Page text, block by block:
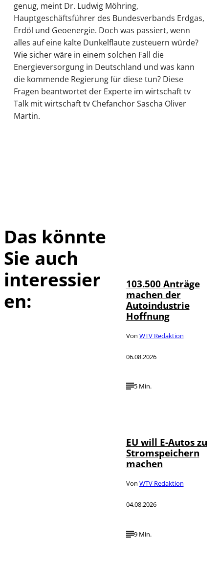
genug, meint Dr. Ludwig Möhring,
Hauptgeschäftsführer des Bundesverbands Erdgas,
Erdöl und Geoenergie. Doch was passiert, wenn
alles auf eine kalte Dunkelflaute zusteuern würde?
Wie sicher wäre in einem solchen Fall die
Energieversorgung in Deutschland und was kann
die kommende Regierung für diese tun? Diese
Fragen beantwortet der Experte im wirtschaft tv
Talk mit wirtschaft tv Chefanchor Sascha Oliver
Martin.
Das könnte
Sie auch
interessier
en:
103.500 Anträge
machen der
Autoindustrie
Hoffnung
Von WTV Redaktion
06.08.2026
5 Min.
EU will E-Autos zu
Stromspeichern
machen
Von WTV Redaktion
04.08.2026
9 Min.